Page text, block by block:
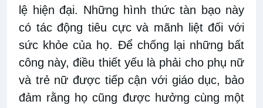
lệ hiện đại. Những hình thức tàn bạo này
có tác động tiêu cực và mãnh liệt đối với
sức khỏe của họ. Để chống lại những bất
công này, điều thiết yếu là phải cho phụ nữ
và trẻ nữ được tiếp cận với giáo dục, bảo
đảm rằng họ cũng được hưởng cùng một